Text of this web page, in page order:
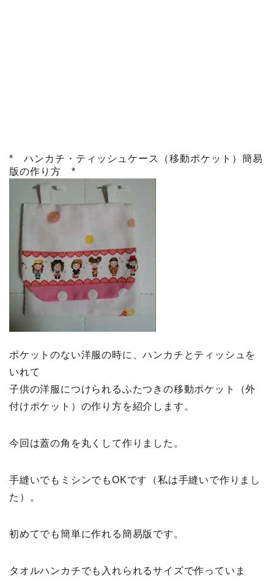
* ハンカチ・ティッシュケース（移動ポケット）簡易
版の作り方 *
ポケットのない洋服の時に、ハンカチとティッシュを
いれて
子供の洋服につけられるふたつきの移動ポケット（外
付けポケット）の作り方を紹介します。
今回は蓋の角を丸くして作りました。
手縫いでもミシンでもOKです（私は手縫いで作りまし
た）。
初めてでも簡単に作れる簡易版です。
タオルハンカチでも入れられるサイズで作っていま